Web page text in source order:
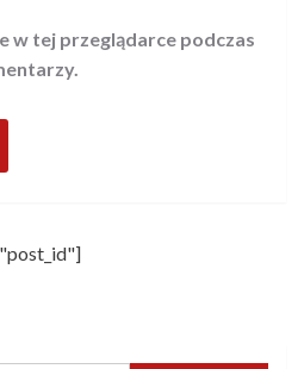
w tej przeglądarce podczas